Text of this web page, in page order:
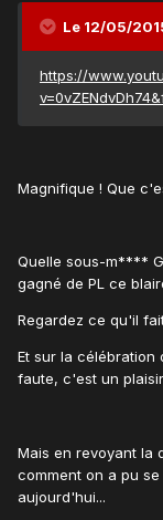
Le 12/05/
https://
Magnifique ! Que
Quelle sous-m****
gagné de PL ce
Regardez ce qu'il
Et sur la
faute, c'est un
Mais en revoyant la
comment on a pu
aujourd'hui...